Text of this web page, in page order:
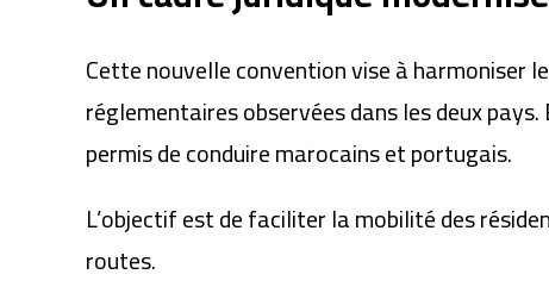
Cette nouvelle convention vise à harmoniser
réglementaires observées dans les deux
permis de conduire marocains et portugais.
L’objectif est de faciliter la mobilité des
routes.